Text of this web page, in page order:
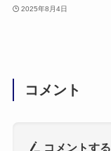
2025年8月4日
コメント
コメントする